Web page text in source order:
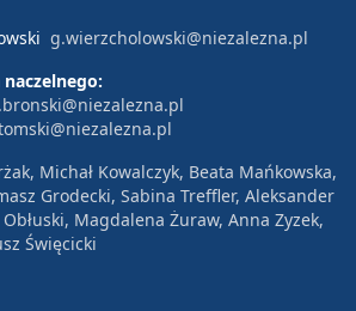
g.wierzcholowski@niezalezna.pl
Michał Kowalczyk, Beata Mańkowska,
Grodecki, Sabina Treffler, Aleksander
Magdalena Żuraw, Anna Zyzek,
Święcicki